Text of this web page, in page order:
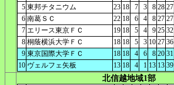
5 東邦チタニウム 23 18 7 3 8 28 27
6 南葛ＳＣ 22 18 6 4 8 27 27
7 エリース東京ＦＣ 19 18 5 4 9 25 32
8 桐蔭横浜大学ＦＣ 18 18 5 3 10 27 36
9 東京国際大学ＦＣ 18 18 4 6 8 20 31
10 ヴェルフェ矢板 13 18 4 1 13 13 39
北信越地域1部